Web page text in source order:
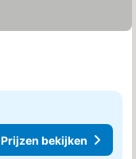
Prijzen bekijken